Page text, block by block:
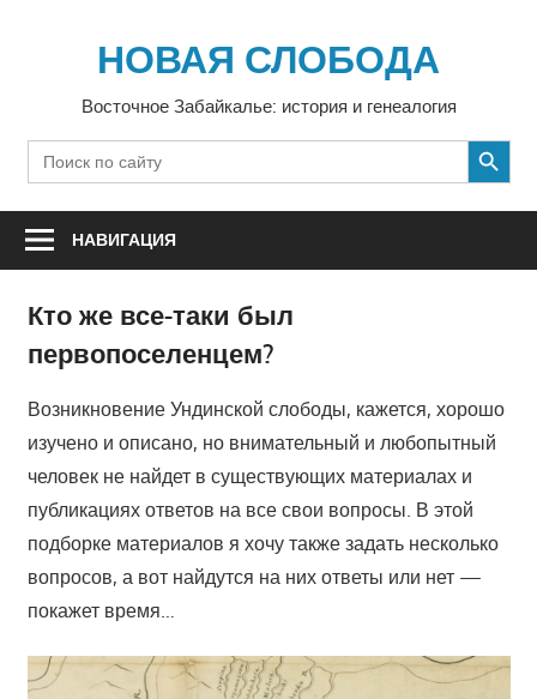
содержимомуНОВАЯ СЛОБОДА
Восточное Забайкалье: история и генеалогия
Search
for:
SEARCH BUTTON
НАВИГАЦИЯ
Кто же все-таки был
первопоселенцем?
Возникновение Ундинской слободы, кажется, хорошо
изучено и описано, но внимательный и любопытный
человек не найдет в существующих материалах и
публикациях ответов на все свои вопросы. В этой
подборке материалов я хочу также задать несколько
вопросов, а вот найдутся на них ответы или нет —
покажет время…